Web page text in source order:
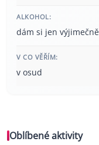
ALKOHOL:
dám si jen výjimečně
V CO VĚŘÍM:
v osud
Oblíbené aktivity